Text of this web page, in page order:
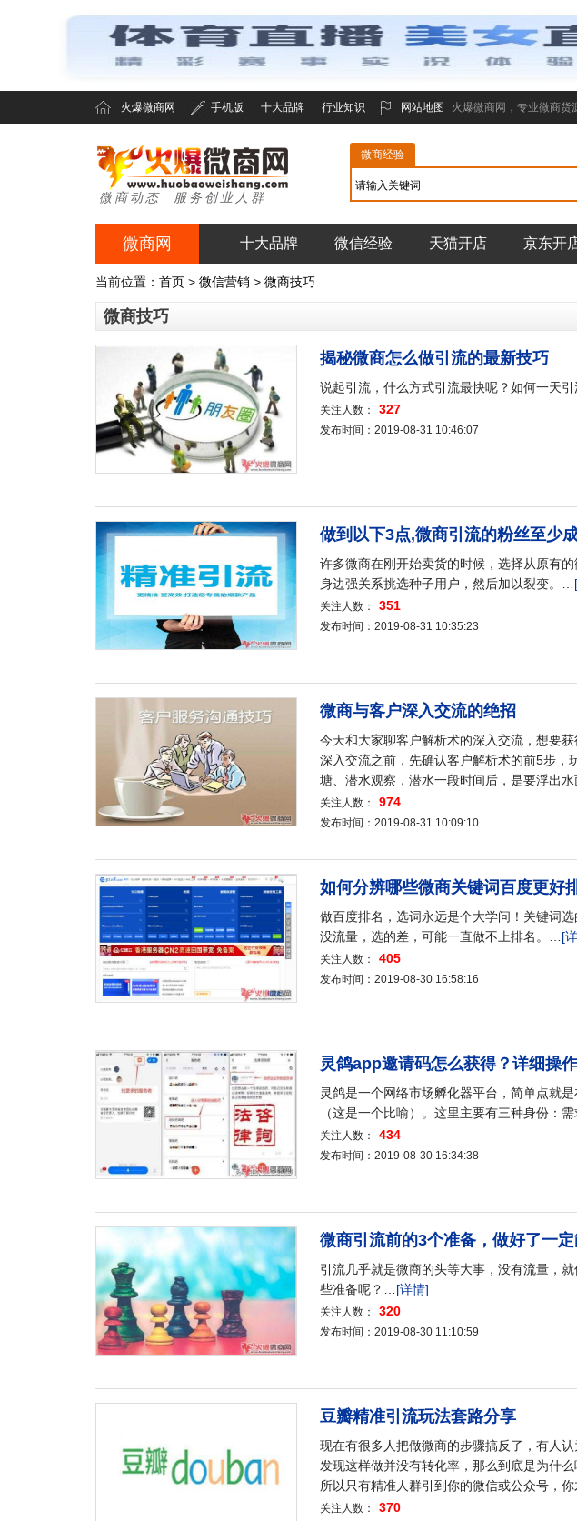
火爆微商网 手机版 十大品牌 行业知识 网站地图 火爆微商网，专业微商货
火爆微商网
微商动态 服务创业人群
微商经验
微商网 十大品牌 微信经验 天猫开店 京东开
当前位置： 首页> 微信营销> 微商技巧
微商技巧
揭秘微商怎么做引流的最新技巧
说起引流，什么方式引流最快呢？如何一天
关注人数： 327
发布时间：2019-08-31 10:46:07
做到以下3点,微商引流的粉丝至少
许多微商在刚开始卖货的时候，选择从原有
身边强关系挑选种子用户，然后加以裂变。…
关注人数： 351
发布时间：2019-08-31 10:35:23
微商与客户深入交流的绝招
今天和大家聊客户解析术的深入交流，想要
深入交流之前，先确认客户解析术的前5步，
塘、潜水观察，潜水一段时间后，是要浮出
关注人数： 974
发布时间：2019-08-31 10:09:10
如何分辨哪些微商关键词百度更好
做百度排名，选词永远是个大学问！关键词
没流量，选的差，可能一直做不上排名。… [
关注人数： 405
发布时间：2019-08-30 16:58:16
灵鸽app邀请码怎么获得？详细操作
灵鸽是一个网络市场孵化器平台，简单点就
（这是一个比喻）。这里主要有三种身份：
关注人数： 434
发布时间：2019-08-30 16:34:38
微商引流前的3个准备，做好了一定
引流几乎就是微商的头等大事，没有流量，
些准备呢？… [详情]
关注人数： 320
发布时间：2019-08-30 11:10:59
豆瓣精准引流玩法套路分享
现在有很多人把做微商的步骤搞反了，有人
发现这样做并没有转化率，那么到底是为什
所以只有精准人群引到你的微信或公众号，
关注人数： 370